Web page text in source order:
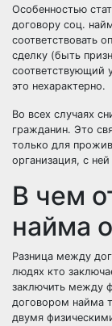
Особенностью
договору соц.
соответствовать
сделку (быть
соответствующий
это нехарактерно.
Во всех случаях
гражданин. Это
только для
организация, с
В чем
найма
Разница между
людях кто
заключить между
договором найма
двумя